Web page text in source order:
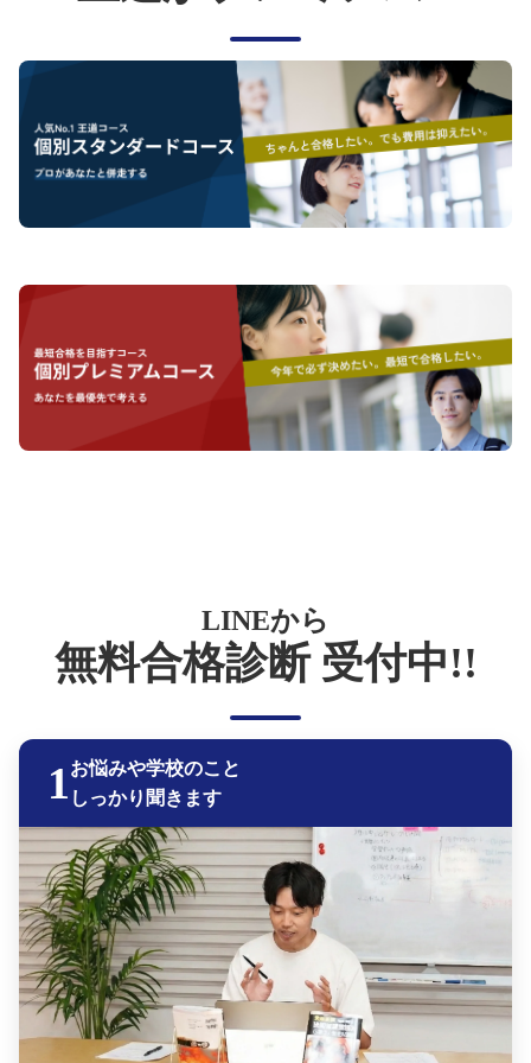
LINEから
無料合格診断 受付中!!
1お悩みや学校のこと
しっかり聞きます